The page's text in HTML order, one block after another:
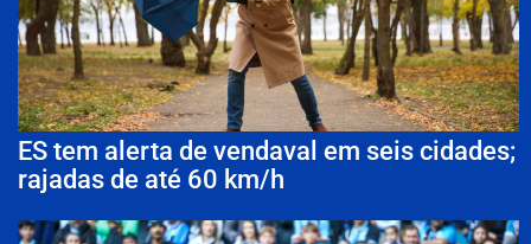
ES tem alerta de vendaval em seis cidades;
rajadas de até 60 km/h